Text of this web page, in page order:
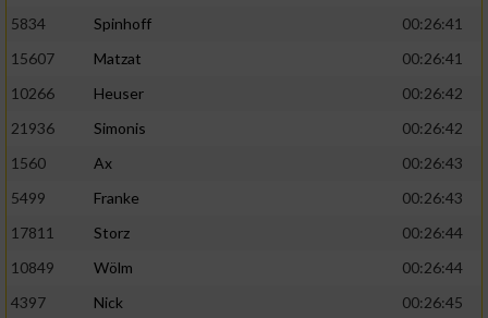
5834
Spinhoff
00:26:41
15607
Matzat
00:26:41
10266
Heuser
00:26:42
21936
Simonis
00:26:42
1560
Ax
00:26:43
5499
Franke
00:26:43
17811
Storz
00:26:44
10849
Wölm
00:26:44
4397
Nick
00:26:45